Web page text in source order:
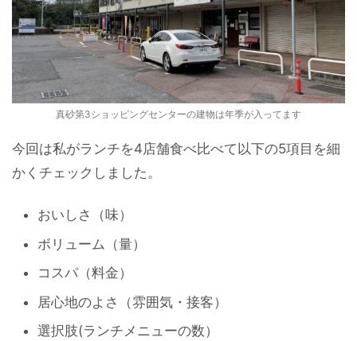
真砂第3ショッピングセンターの建物は年季が入ってます
今回は私がランチを4店舗食べ比べて以下の5項目を細
かくチェックしました。
おいしさ（味）
ボリューム（量）
コスパ（料金）
居心地のよさ（雰囲気・接客）
選択肢(ランチメニューの数）